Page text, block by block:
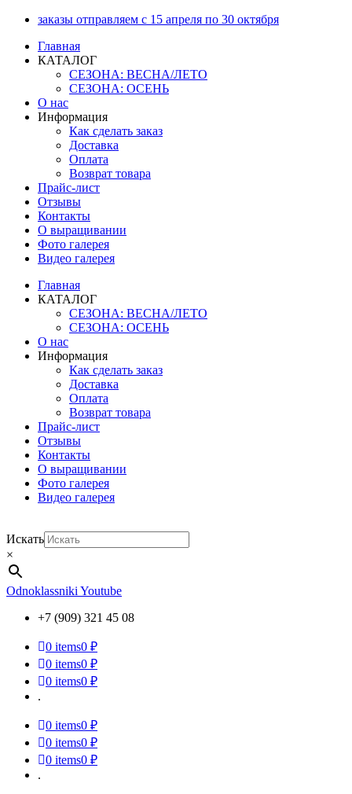
Перейти
содержимому
заказы отправляем с 15 апреля по 30 октября
Главная
КАТАЛОГ
СЕЗОНА: ВЕСНА/ЛЕТО
СЕЗОНА: ОСЕНЬ
О нас
Информация
Как сделать заказ
Доставка
Оплата
Возврат товара
Прайс-лист
Отзывы
Контакты
О выращивании
Фото галерея
Видео галерея
Главная
КАТАЛОГ
СЕЗОНА: ВЕСНА/ЛЕТО
СЕЗОНА: ОСЕНЬ
О нас
Информация
Как сделать заказ
Доставка
Оплата
Возврат товара
Прайс-лист
Отзывы
Контакты
О выращивании
Фото галерея
Видео галерея
Искать
×
Odnoklassniki Youtube
+7 (909) 321 45 08
0 items0 ₽
0 items0 ₽
0 items0 ₽
.
0 items0 ₽
0 items0 ₽
0 items0 ₽
.